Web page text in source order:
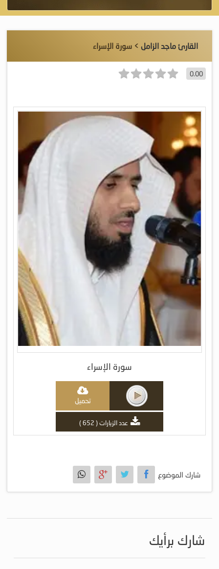
القارئ ماجد الزامل > سورة الإسراء
0.00
سورة الإسراء
تحميل
عدد الزيارات ( 652 )
شارك الموضوع
شارك برأيك